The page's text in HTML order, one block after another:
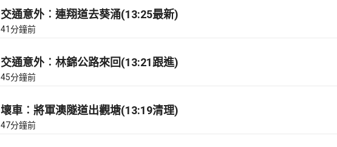
交通意外︰連翔道去葵涌(13:25最新)
41分鐘前
交通意外︰林錦公路來回(13:21跟進)
45分鐘前
壞車︰將軍澳隧道出觀塘(13:19清理)
47分鐘前